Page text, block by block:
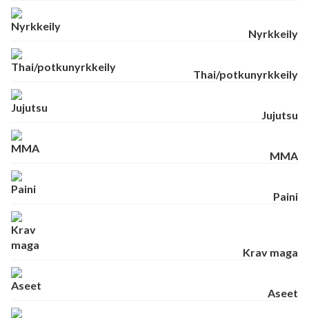
Nyrkkeily
Thai/potkunyrkkeily
Jujutsu
MMA
Paini
Krav maga
Aseet